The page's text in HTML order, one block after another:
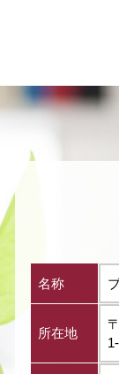
名称
所在地